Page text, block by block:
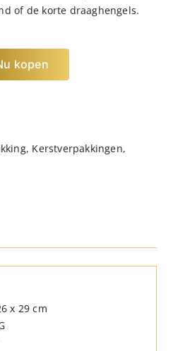
of de korte draaghengels.
kopen
, Kerstverpakkingen,
x 29 cm